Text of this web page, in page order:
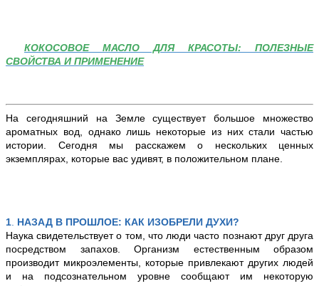
КОКОСОВОЕ МАСЛО ДЛЯ КРАСОТЫ: ПОЛЕЗНЫЕ
СВОЙСТВА И ПРИМЕНЕНИЕ
На сегодняшний на Земле существует большое множество
ароматных вод, однако лишь некоторые из них стали частью
истории. Сегодня мы расскажем о нескольких ценных
экземплярах, которые вас удивят, в положительном плане.
1. НАЗАД В ПРОШЛОЕ: КАК ИЗОБРЕЛИ ДУХИ?
Наука свидетельствует о том, что люди часто познают друг друга
посредством запахов. Организм естественным образом
производит микроэлементы, которые привлекают других людей
и на подсознательном уровне сообщают им некоторую